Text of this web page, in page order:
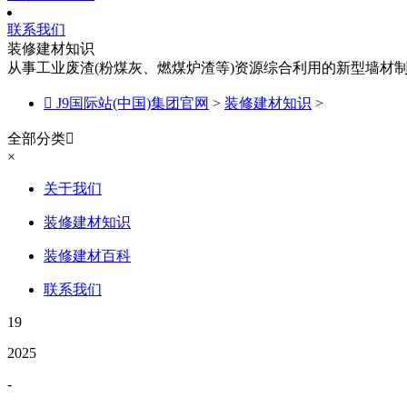
联系我们
装修建材知识
从事工业废渣(粉煤灰、燃煤炉渣等)资源综合利用的新型墙材
 J9国际站(中国)集团官网 > 装修建材知识 >
全部分类
×
关于我们
装修建材知识
装修建材百科
联系我们
19
2025
-